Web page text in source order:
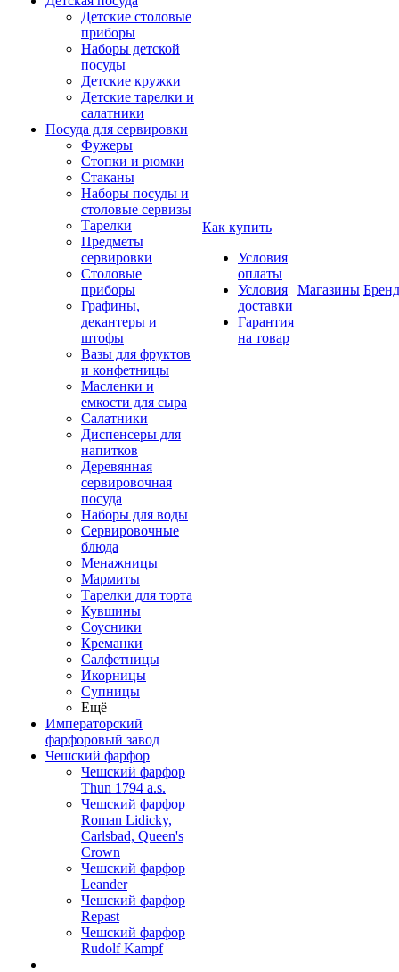
Детские столовые
приборы
Наборы детской
посуды
Детские кружки
Детские тарелки и
салатники
Посуда для сервировки
Фужеры
Стопки и рюмки
Стаканы
Наборы посуды и
столовые сервизы
Тарелки
Предметы
сервировки
Столовые
приборы
Графины,
декантеры и
штофы
Вазы для фруктов
и конфетницы
Масленки и
емкости для сыра
Салатники
Диспенсеры для
напитков
Деревянная
сервировочная
посуда
Наборы для воды
Сервировочные
блюда
Менажницы
Мармиты
Тарелки для торта
Кувшины
Соусники
Креманки
Салфетницы
Икорницы
Супницы
Ещё
Императорский
фарфоровый завод
Чешский фарфор
Чешский фарфор
Thun 1794 a.s.
Чешский фарфор
Roman Lidicky,
Carlsbad, Queen's
Crown
Чешский фарфор
Leander
Чешский фарфор
Repast
Чешский фарфор
Rudolf Kampf
Как купить
Условия
оплаты
Условия
доставки
Гарантия
на товар
Магазины